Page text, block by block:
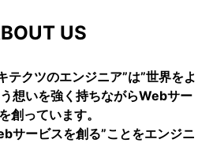
US
テクツのエンジニア”は”世界をよ
想いを強く持ちながらWebサー
創っています。
サービスを創る”ことをエンジニ